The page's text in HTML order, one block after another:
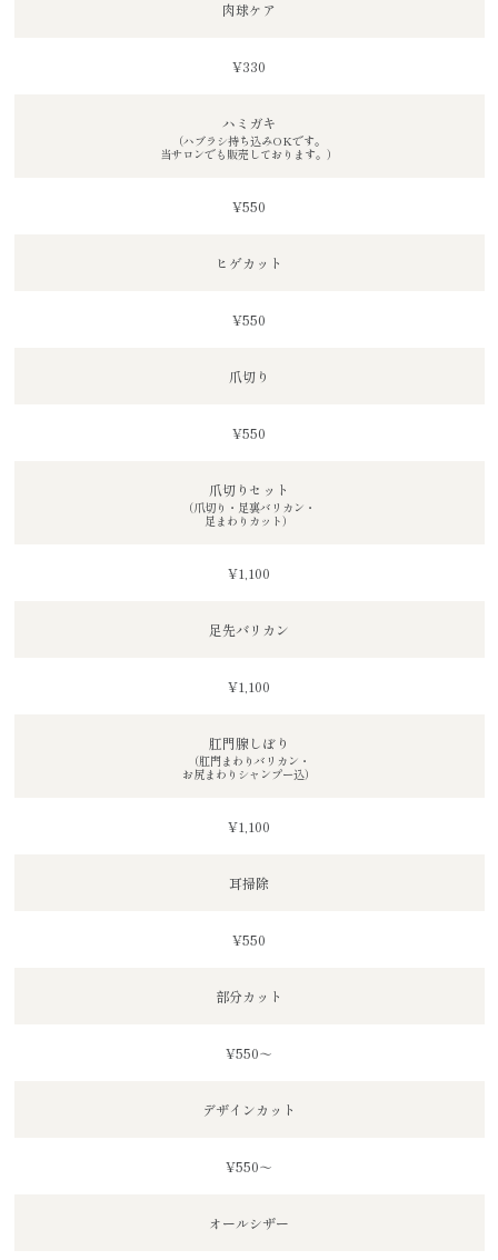
肉球ケア
¥330
ハミガキ
（ハブラシ持ち込みOKです。
当サロンでも販売しております。）
¥550
ヒゲカット
¥550
爪切り
¥550
爪切りセット
（爪切り・足裏バリカン・
足まわりカット）
¥1,100
足先バリカン
¥1,100
肛門腺しぼり
（肛門まわりバリカン・
お尻まわりシャンプー込）
¥1,100
耳掃除
¥550
部分カット
¥550～
デザインカット
¥550～
オールシザー